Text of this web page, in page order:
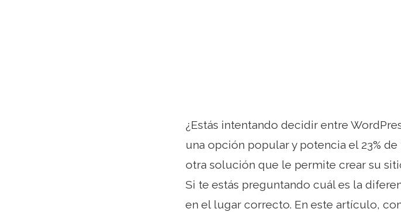
¿Estás intentando decidir entre
una opción popular y potencia el 23%
otra solución que le permite crear su
Si te estás preguntando cuál es la
en el lugar correcto. En este artículo,